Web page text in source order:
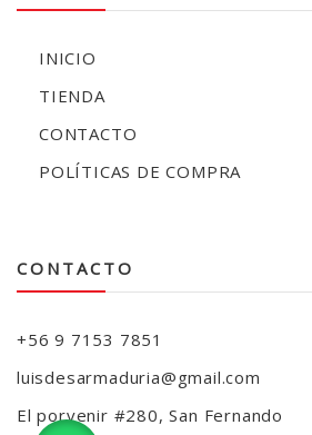
INICIO
TIENDA
CONTACTO
POLÍTICAS DE COMPRA
CONTACTO
+56 9 7153 7851
luisdesarmaduria@gmail.com
El porvenir #280, San Fernando